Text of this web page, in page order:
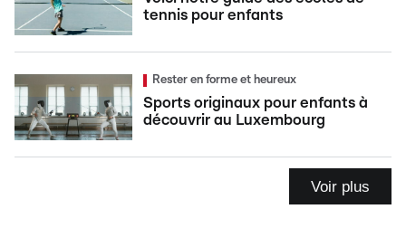
tennis pour enfants
Rester en forme et heureux
Sports originaux pour enfants à
découvrir au Luxembourg
Voir plus